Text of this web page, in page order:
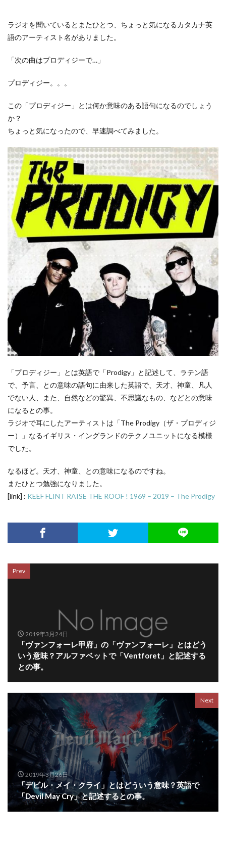
ラジオを聞いているとまたひとつ、ちょっと気になるカタカナ英
語のアーティスト名がありました。
「次の曲はプロディジーで…」
プロディジー。。。
この「プロディジー」とは何か意味のある語句になるのでしょう
か？
ちょっと気になったので、早速調べてみました。
「プロディジー」とは英語で「Prodigy」と記述して、ラテン語
で、予言、との意味の語句に由来した英語で、天才、神童、凡人
でない人、また、自然などの驚異、不思議なもの、などとの意味
になるとの事。
ラジオで耳にしたアーティストは「The Prodigy（ザ・プロディジ
ー）」なるイギリス・イングランドのテクノユニットになる模様
でした。
なるほど。天才、神童、との意味になるのですね。
またひとつ勉強になりました。
[link] : KEEF FLINT RAISE THE ROOF ! 1969 – 2019 – The Prodigy
Prev
2019年3月24日
「ヴァンフォーレ甲府」の「ヴァンフォーレ」とはどう
いう意味？アルファベットで「Ventforet」と記述する
との事。
Next
2019年3月26日
「デビル・メイ・クライ」とはどういう意味？英語で
「Devil May Cry」と記述するとの事。